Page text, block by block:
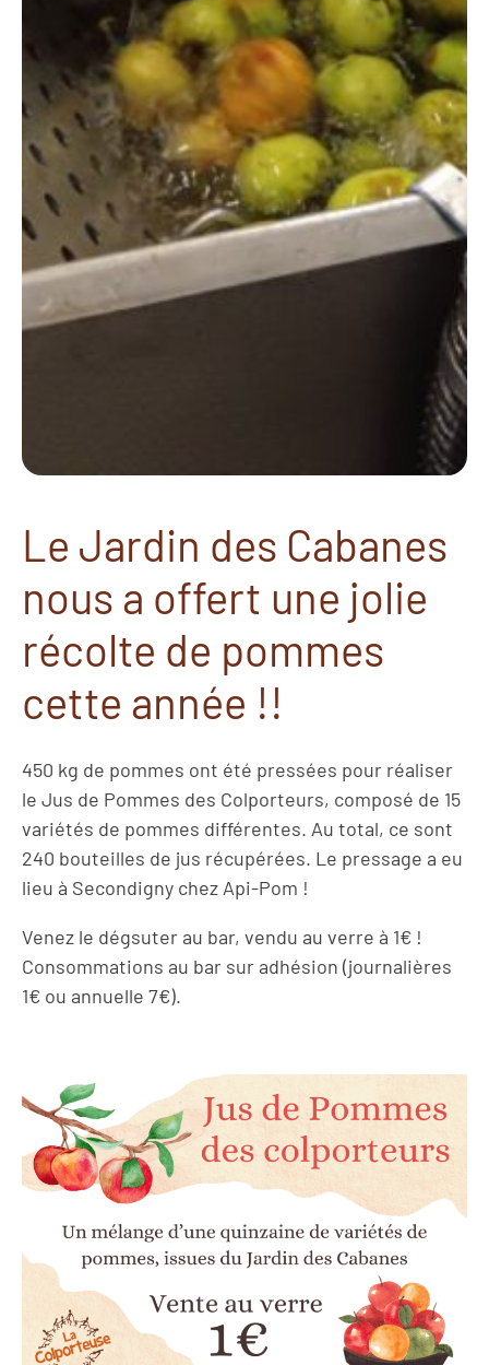
Le Jardin des Cabanes
nous a offert une jolie
récolte de pommes
cette année !!
450 kg de pommes ont été pressées pour réaliser
le Jus de Pommes des Colporteurs, composé de 15
variétés de pommes différentes. Au total, ce sont
240 bouteilles de jus récupérées. Le pressage a eu
lieu à Secondigny chez Api-Pom !
Venez le dégsuter au bar, vendu au verre à 1€ !
Consommations au bar sur adhésion (journalières
1€ ou annuelle 7€).